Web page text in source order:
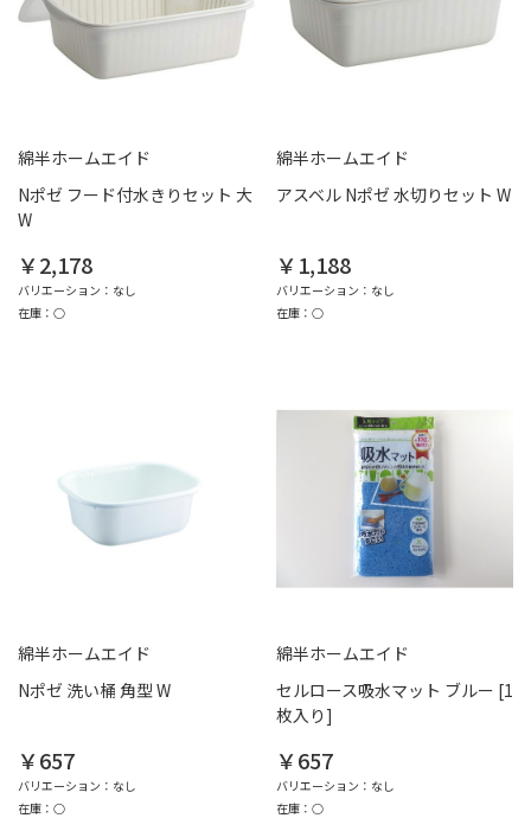
綿半ホームエイド
Nポゼ フード付水きりセット 大
W
￥2,178
バリエーション：なし
在庫：○
綿半ホームエイド
アスベル Nポゼ 水切りセット W
￥1,188
バリエーション：なし
在庫：○
綿半ホームエイド
Nポゼ 洗い桶 角型 W
￥657
バリエーション：なし
在庫：○
綿半ホームエイド
セルロース吸水マット ブルー [1
枚入り]
￥657
バリエーション：なし
在庫：○